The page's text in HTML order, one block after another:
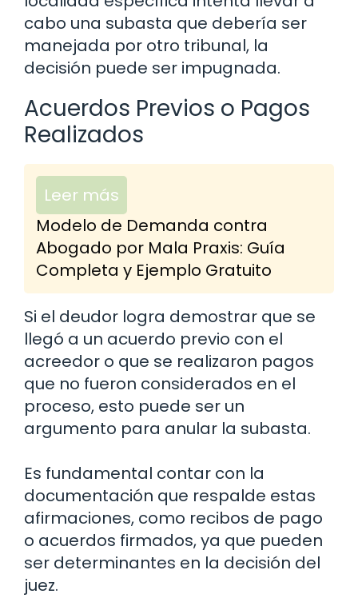
cabo una subasta que debería ser
manejada por otro tribunal, la
decisión puede ser impugnada.
Acuerdos Previos o Pagos
Realizados
Leer más
Modelo de Demanda contra
Abogado por Mala Praxis: Guía
Completa y Ejemplo Gratuito
Si el deudor logra demostrar que se
llegó a un acuerdo previo con el
acreedor o que se realizaron pagos
que no fueron considerados en el
proceso, esto puede ser un
argumento para anular la subasta.
Es fundamental contar con la
documentación que respalde estas
afirmaciones, como recibos de pago
o acuerdos firmados, ya que pueden
ser determinantes en la decisión del
juez.